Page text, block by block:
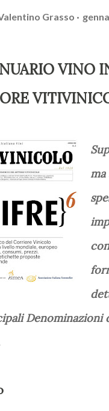
Grasso
VINO
ma
Denominazioni